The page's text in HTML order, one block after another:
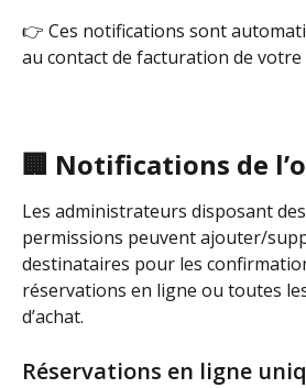
👉 Ces notifications sont
au contact de facturation de
🏢 Notifications de
Les administrateurs disposant
permissions peuvent ajouter/
destinataires pour les
réservations en ligne ou toutes
d’achat.
Réservations en ligne